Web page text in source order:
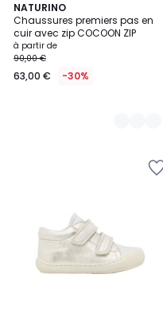
NATURINO
Chaussures premiers pas en
cuir avec zip COCOON ZIP
à partir de
90,00 €
63,00 € -30%
2
Couleurs